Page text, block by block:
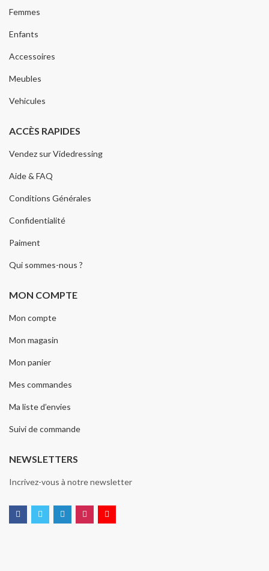
Femmes
Enfants
Accessoires
Meubles
Vehicules
ACCÈS RAPIDES
Vendez sur Videdressing
Aide & FAQ
Conditions Générales
Confidentialité
Paiment
Qui sommes-nous ?
MON COMPTE
Mon compte
Mon magasin
Mon panier
Mes commandes
Ma liste d’envies
Suivi de commande
NEWSLETTERS
Incrivez-vous à notre newsletter